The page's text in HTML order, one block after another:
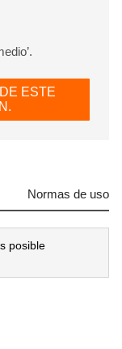
has de
ESTE
Normas de uso
posible